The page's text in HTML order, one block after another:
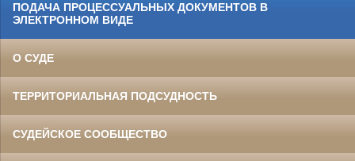
ПОДАЧА ПРОЦЕССУАЛЬНЫХ ДОКУМЕНТОВ В
ЭЛЕКТРОННОМ ВИДЕ
О СУДЕ
ТЕРРИТОРИАЛЬНАЯ ПОДСУДНОСТЬ
СУДЕЙСКОЕ СООБЩЕСТВО